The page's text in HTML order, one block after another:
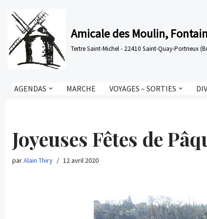
Aller
au
contenu
Amicale des Moulin,
Tertre Saint-Michel - 22410 Saint-Quay-Portrieux
AGENDAS MARCHE VOYAGES – SORTIES
Joyeuses Fêtes de
parAlain Thiry 12 avril 2020